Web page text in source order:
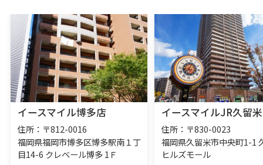
イースマイル博多店
住所：〒812-0016
福岡県福岡市博多区博多駅南１丁
目14-6 クレベール博多 1Ｆ
イースマイルJR久留
住所：〒830-0023
福岡県久留米市中央町1-1
ヒルズモール